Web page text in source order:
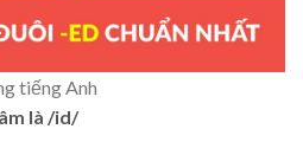
tiếng Anh
là /id/